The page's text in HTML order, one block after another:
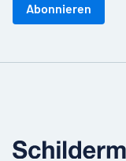
Abonnieren